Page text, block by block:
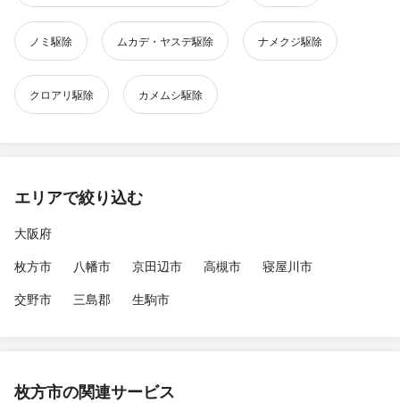
ノミ駆除 ムカデ・ヤスデ駆除 ナメクジ駆除
クロアリ駆除 カメムシ駆除
エリアで絞り込む
大阪府
枚方市
八幡市 京田辺市 高槻市
寝屋川市
交野市
三島郡 生駒市
枚方市の関連サービス